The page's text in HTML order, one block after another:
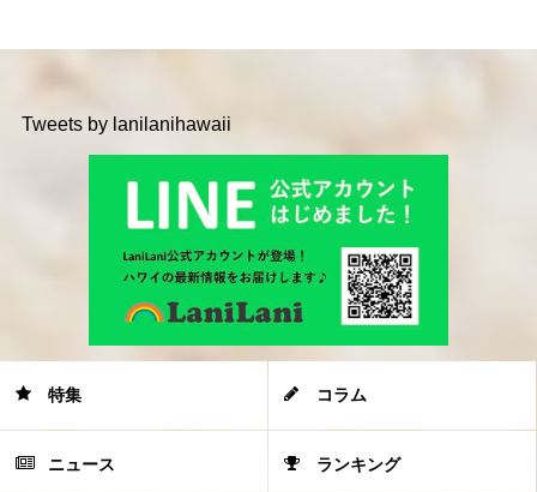
Tweets by lanilanihawaii
特集 コラム
ニュース ランキング